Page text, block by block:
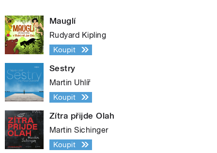
Mauglí
Rudyard Kipling
Koupit
Sestry
Martin Uhlíř
Koupit
Zítra přijde Olah
Martin Sichinger
Koupit